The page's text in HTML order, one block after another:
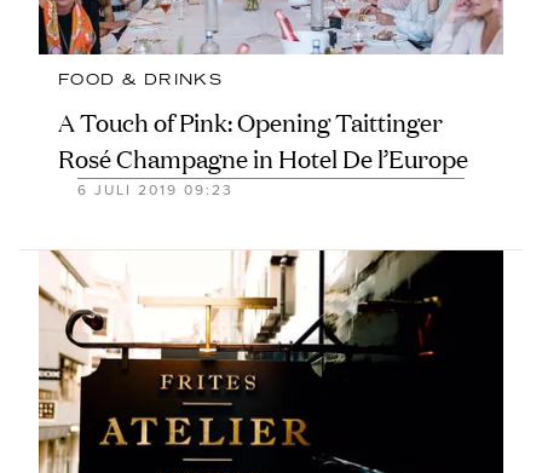
FOOD & DRINKS
A Touch of Pink: Opening Taittinger
Rosé Champagne in Hotel De l’Europe
6 JULI 2019 09:23